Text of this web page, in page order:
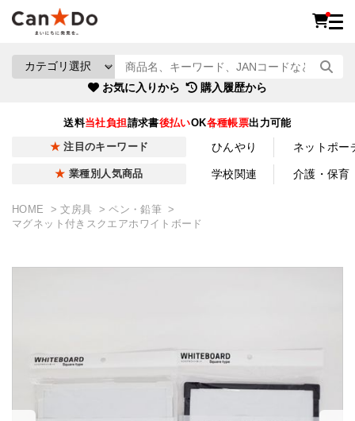
お気に入りから 購入履歴から
送料当社負担請求書後払いOK各種帳票出力可能
注目のキーワード ひんやり ネットポー
業種別人気商品 学校関連 介護・保育
HOME 文房具
ペン・鉛筆
マグネット付きスクエアホワイトボード